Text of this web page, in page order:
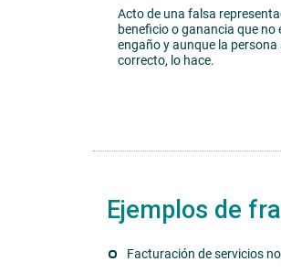
Acto de una falsa
beneficio o ganancia que
engaño y aunque la persona
correcto, lo hace.
Ejemplos de
Facturación de servicios